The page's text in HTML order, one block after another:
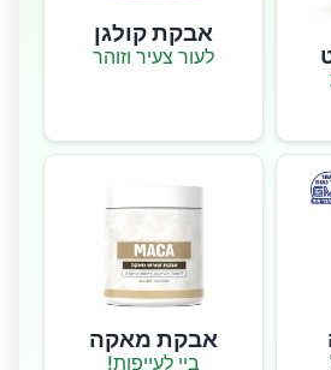
אבקת קולגן
לעור צעיר וזוהר
אבקת מאקה
ביי לעייפות!